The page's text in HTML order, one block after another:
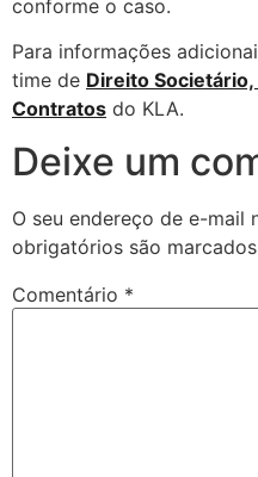
conforme o caso.
Para informações
time de Direito
Contratos do KLA.
Deixe um
O seu endereço de e-mail
obrigatórios são
Comentário *